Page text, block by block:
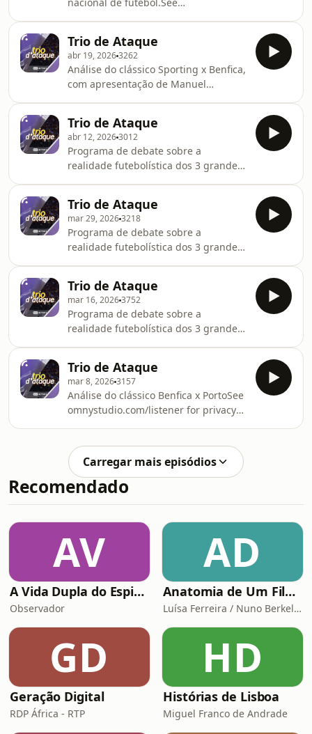
Trio de Ataque
abr 19, 20263262
Análise do clássico Sporting x Benfica,
com apresentação de Manuel
omnystudio.com/listener for privacy
information.
Trio de Ataque
abr 12, 20263012
Programa de debate sobre a
realidade futebolística dos 3 grandes
Miguel Guedes, João Gobern e Nuno
Gonçalves.See
omnystudio.com/listener for privacy
information.
Trio de Ataque
mar 29, 20263218
Programa de debate sobre a
realidade futebolística dos 3 grandes
Miguel Guedes, João Gobern e Nuno
Gonçalves.See
omnystudio.com/listener for privacy
information.
Trio de Ataque
mar 16, 20263752
Programa de debate sobre a
realidade futebolística dos 3 grandes
Miguel Guedes, João Gobern e Nuno
Gonçalves.See
omnystudio.com/listener for privacy
information.
Trio de Ataque
mar 8, 20263157
Análise do clássico Benfica x PortoSee
omnystudio.com/listener for privacy
Carregar mais episódios
Recomendado
AV
A Vida Dupla do Espião Traidor
Observador
AD
Anatomia de Um Filme de Terror
Luísa Ferreira / Nuno Berkeley Cotter
GD
Geração Digital
RDP África - RTP
HD
Histórias de Lisboa
Miguel Franco de Andrade